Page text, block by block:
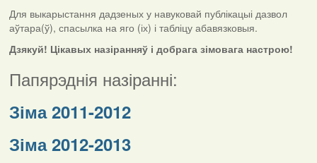
Для выкарыстання дадзеных у навуковай публікацыі дазвол
аўтара(ў), спасылка на яго (іх) і табліцу абавязковыя.
Дзякуй! Цікавых назіранняў і добрага зімовага настрою!
Папярэднія назіранні:
Зіма 2011-2012
Зіма 2012-2013